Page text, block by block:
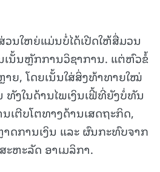
ວນໃຫຍ່ແມ່ນບໍ່ໄດ້ເປີດໃຫ້ສື່ມວນ
ນເນັ້ນຫຼັກການວິຊາການ. ແຕ່ຫົວຂໍ້
ຍ, ໂດຍເນັ້ນໃສ່ສິ່ງທ້າທາຍໃໝ່
ທັງໃນດ້ານໄພເງິນເຟີ້ທີ່ຍັງບໍ່ທັນ
ເຕີບໂຕທາງດ້ານເສດຖະກິດ,
ດການເງິນ ແລະ ຜົນກະທົບຈາກ
ຫະລັດ ອາເມລິກາ.